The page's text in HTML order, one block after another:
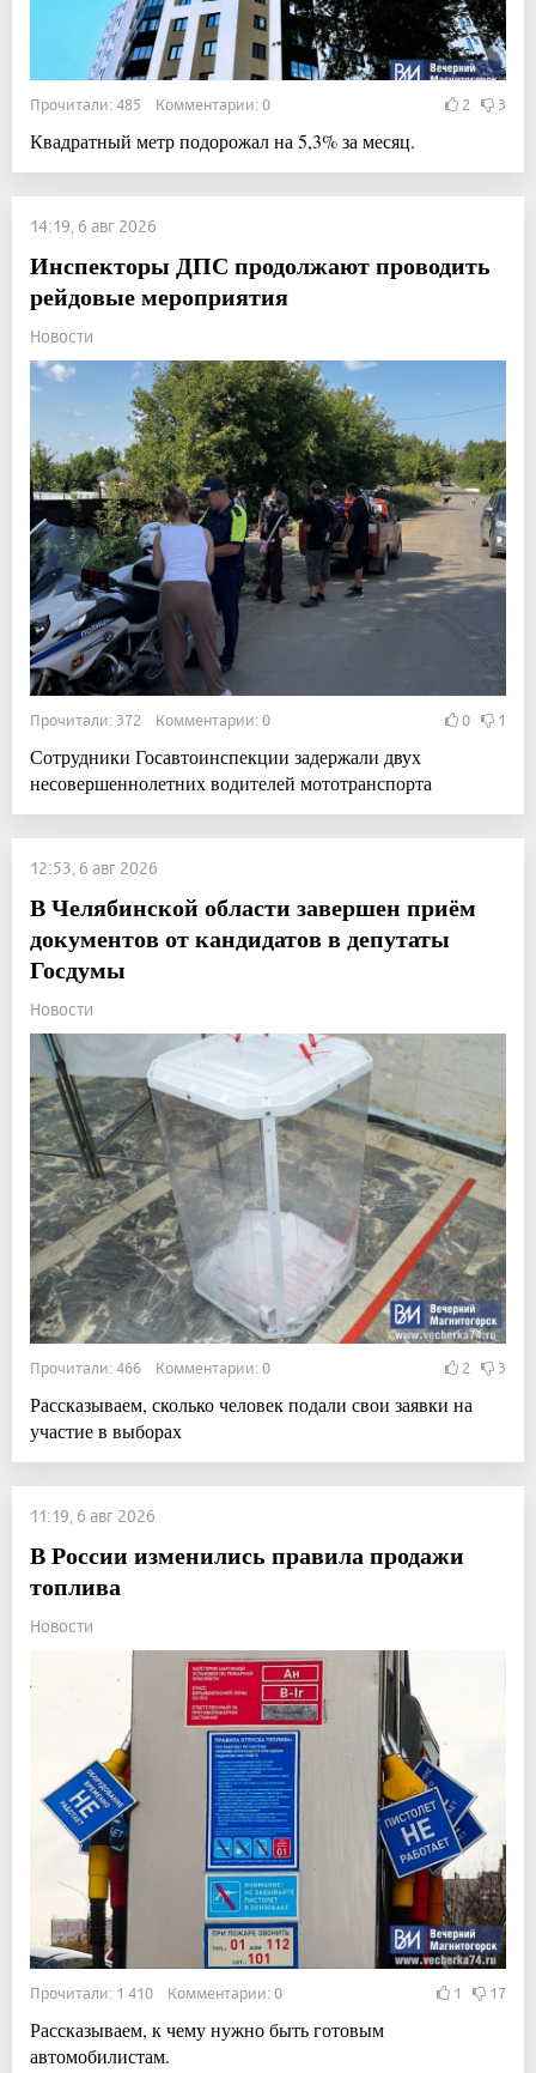
Прочитали: 485 Комментарии: 0 2 3
Квадратный метр подорожал на 5,3% за месяц.
14:19, 6 авг 2026
Инспекторы ДПС продолжают проводить
рейдовые мероприятия
Новости
Прочитали: 372 Комментарии: 0 0 1
Сотрудники Госавтоинспекции задержали двух
несовершеннолетних водителей мототранспорта
12:53, 6 авг 2026
В Челябинской области завершен приём
документов от кандидатов в депутаты
Госдумы
Новости
Прочитали: 466 Комментарии: 0 2 3
Рассказываем, сколько человек подали свои заявки на
участие в выборах
11:19, 6 авг 2026
В России изменились правила продажи
топлива
Новости
Прочитали: 1 410 Комментарии: 0 1 17
Рассказываем, к чему нужно быть готовым
автомобилистам.